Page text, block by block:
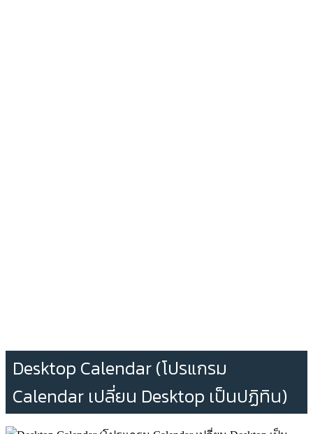
Desktop Calendar (โปรแกรม
Calendar เปลี่ยน Desktop เป็นปฏิทิน)